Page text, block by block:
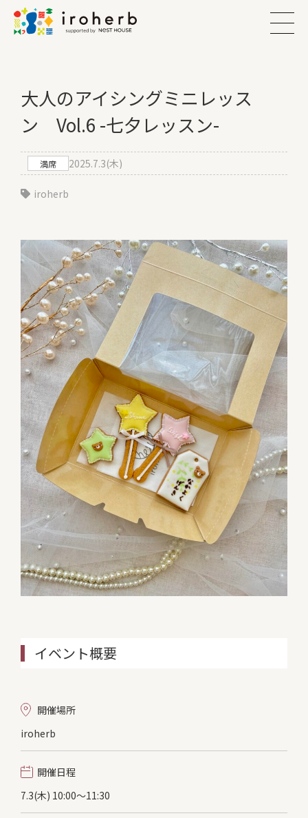
大人のアイシングミニレッス
ン Vol.6 -七夕レッスン-
満席 2025.7.3(木)
iroherb
イベント概要
開催場所
iroherb
開催日程
7.3(木) 10:00〜11:30